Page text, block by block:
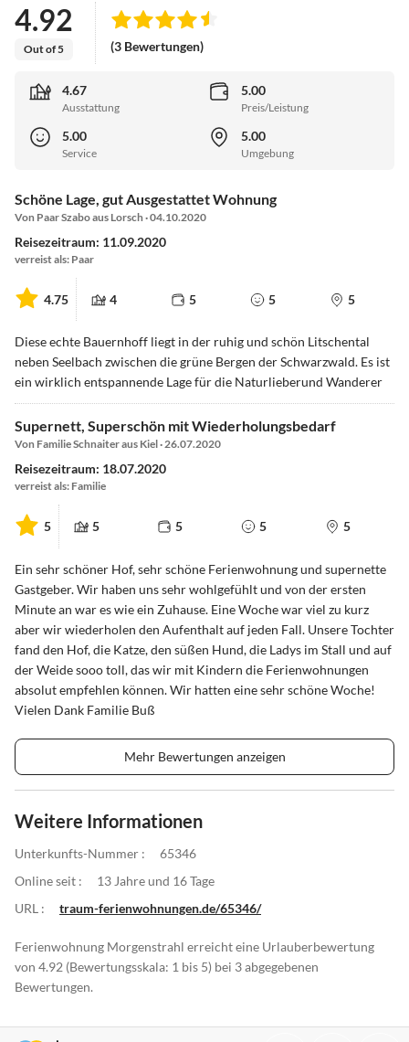
4.92
Out of 5 (3 Bewertungen)
4.67
Ausstattung
5.00
Preis/Leistung
5.00
Service
5.00
Umgebung
Schöne Lage, gut Ausgestattet Wohnung
Von Paar Szabo aus Lorsch · 04.10.2020
Reisezeitraum: 11.09.2020
verreist als: Paar
4.75 4 5 5 5
Diese echte Bauernhoff liegt in der ruhig und schön Litschental
neben Seelbach zwischen die grüne Bergen der Schwarzwald. Es ist
ein wirklich entspannende Lage für die Naturlieberund Wanderer
Supernett, Superschön mit Wiederholungsbedarf
Von Familie Schnaiter aus Kiel · 26.07.2020
Reisezeitraum: 18.07.2020
verreist als: Familie
5 5 5 5 5
Ein sehr schöner Hof, sehr schöne Ferienwohnung und supernette
Gastgeber. Wir haben uns sehr wohlgefühlt und von der ersten
Minute an war es wie ein Zuhause. Eine Woche war viel zu kurz
aber wir wiederholen den Aufenthalt auf jeden Fall. Unsere Tochter
fand den Hof, die Katze, den süßen Hund, die Ladys im Stall und auf
der Weide sooo toll, das wir mit Kindern die Ferienwohnungen
absolut empfehlen können. Wir hatten eine sehr schöne Woche!
Vielen Dank Familie Buß
Mehr Bewertungen anzeigen
Weitere Informationen
Unterkunfts-Nummer :
65346
Online seit :
13 Jahre und 16 Tage
URL :
traum-ferienwohnungen.de/65346/
Ferienwohnung Morgenstrahl erreicht eine Urlauberbewertung
von 4.92 (Bewertungsskala: 1 bis 5) bei 3 abgegebenen
Bewertungen.